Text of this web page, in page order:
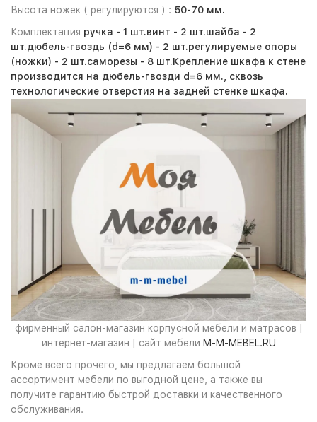
Высота ножек ( регулируются ) : 50-70 мм.
Комплектация ручка - 1 шт.винт - 2 шт.шайба - 2
шт.дюбель-гвоздь (d=6 мм) - 2 шт.регулируемые опоры
(ножки) - 2 шт.саморезы - 8 шт.Крепление шкафа к стене
производится на дюбель-гвозди d=6 мм., сквозь
технологические отверстия на задней стенке шкафа.
фирменный салон-магазин корпусной мебели и матрасов |
интернет-магазин | сайт мебели M-M-MEBEL.RU
Кроме всего прочего, мы предлагаем большой
ассортимент мебели по выгодной цене, а также вы
получите гарантию быстрой доставки и качественного
обслуживания.